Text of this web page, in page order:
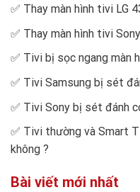
✅ Thay màn hình tivi LG
✅ Thay màn hình tivi
✅ Tivi bị sọc ngang màn
✅ Tivi Samsung bị sét
✅ Tivi Sony bị sét đánh
✅ Tivi thường và Smart
không ?
Bài viết mới nhất